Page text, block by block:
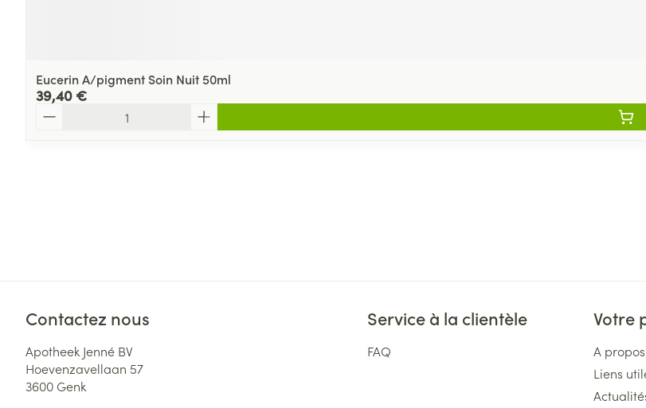
Eucerin A/pigment Soin Nuit 50ml
39,40 €
Contactez nous
Apotheek Jenné BV
Hoevenzavellaan 57
3600 Genk
Service à la clientèle
FAQ
Votre
A
Liens